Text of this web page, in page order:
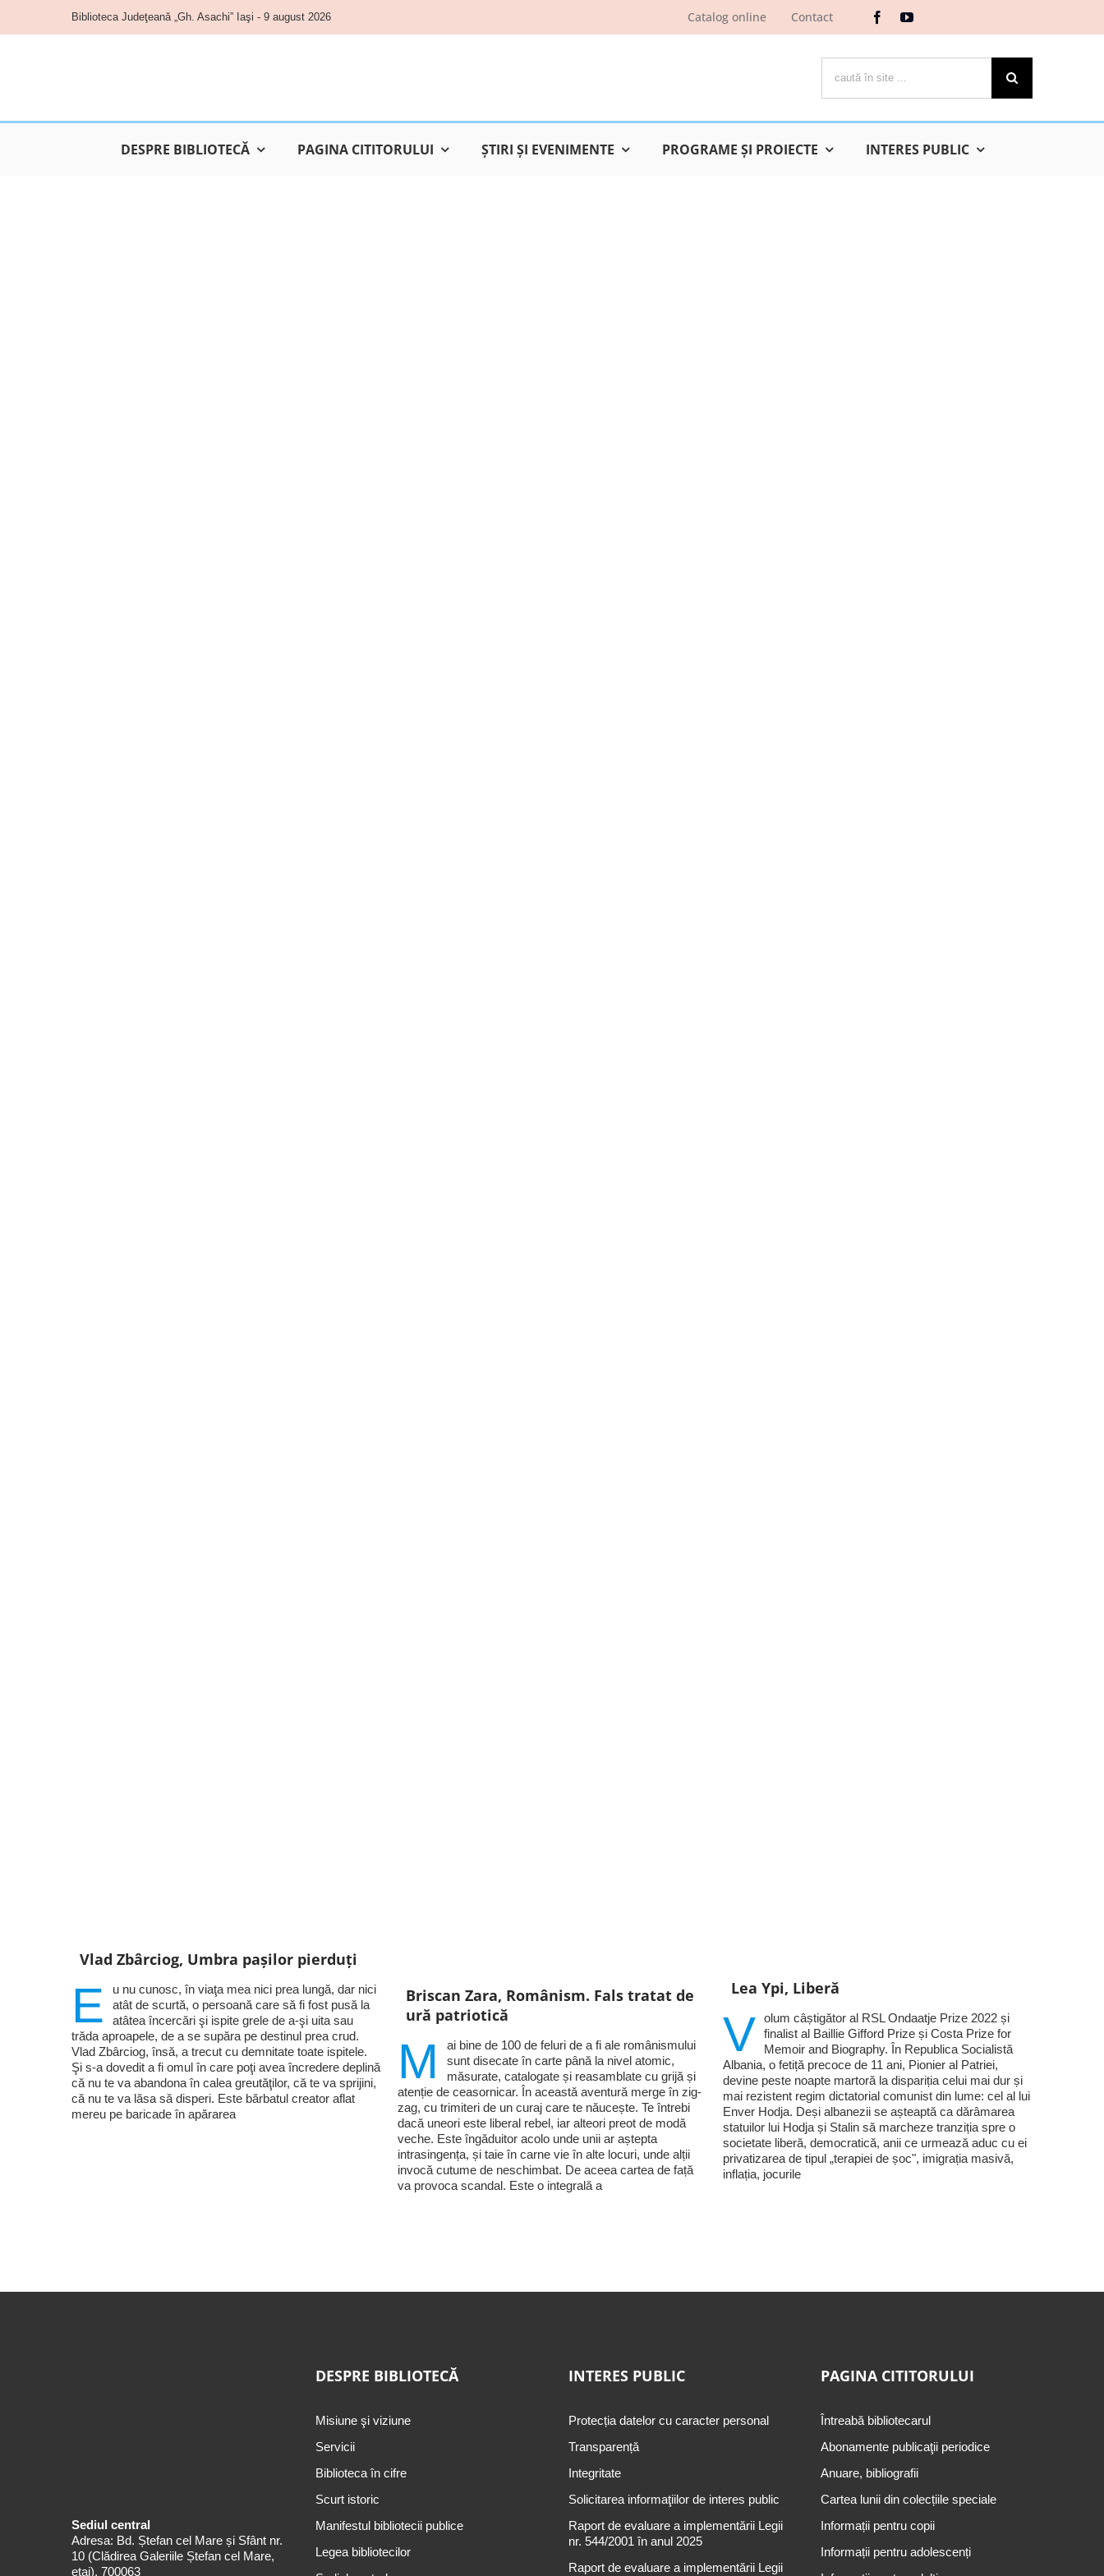
content
Biblioteca Judeţeană „Gh. Asachi” Iaşi - 9 august 2026 Catalog online Contact
DESPRE BIBLIOTECĂ PAGINA CITITORULUI ŞTIRI ŞI EVENIMENTE PROGRAME ŞI PROIECTE INTERES PUBLIC
Vlad Zbârciog, Umbra pașilor pierduți
E
u nu cunosc, în viaţa mea nici prea lungă, dar nici
atât de scurtă, o persoană care să fi fost pusă la
atâtea încercări şi ispite grele de a-şi uita sau
trăda aproapele, de a se supăra pe destinul prea crud.
Vlad Zbârciog, însă, a trecut cu demnitate toate ispitele.
Şi s-a dovedit a fi omul în care poţi avea încredere deplină
că nu te va abandona în calea greutăţilor, că te va sprijini,
că nu te va lăsa să disperi. Este bărbatul creator aflat
mereu pe baricade în apărarea
Briscan Zara, Românism. Fals tratat de
ură patriotică
M
ai bine de 100 de feluri de a fi ale românismului
sunt disecate în carte până la nivel atomic,
măsurate, catalogate și reasamblate cu grijă și
atenție de ceasornicar. În această aventură merge în zig-
zag, cu trimiteri de un curaj care te năucește. Te întrebi
dacă uneori este liberal rebel, iar alteori preot de modă
veche. Este îngăduitor acolo unde unii ar aștepta
intrasingența, și taie în carne vie în alte locuri, unde alții
invocă cutume de neschimbat. De aceea cartea de față
va provoca scandal. Este o integrală a
Lea Ypi, Liberă
V
olum câștigător al RSL Ondaatje Prize 2022 și
finalist al Baillie Gifford Prize și Costa Prize for
Memoir and Biography. În Republica Socialistă
Albania, o fetiță precoce de 11 ani, Pionier al Patriei,
devine peste noapte martoră la dispariția celui mai dur și
mai rezistent regim dictatorial comunist din lume: cel al lui
Enver Hodja. Deși albanezii se așteaptă ca dărâmarea
statuilor lui Hodja și Stalin să marcheze tranziția spre o
societate liberă, democratică, anii ce urmează aduc cu ei
privatizarea de tipul „terapiei de șoc", imigrația masivă,
inflația, jocurile
Sediul central
Adresa: Bd. Ștefan cel Mare și Sfânt nr.
10 (Clădirea Galeriile Ștefan cel Mare,
etaj), 700063
DESPRE BIBLIOTECĂ
Misiune şi viziune
Servicii
Biblioteca în cifre
Scurt istoric
Manifestul bibliotecii publice
Legea bibliotecilor
INTERES PUBLIC
Protecția datelor cu caracter personal
Transparență
Integritate
Solicitarea informaţiilor de interes public
Raport de evaluare a implementării Legii
nr. 544/2001 în anul 2025
Raport de evaluare a implementării Legii
PAGINA CITITORULUI
Întreabă bibliotecarul
Abonamente publicaţii periodice
Anuare, bibliografii
Cartea lunii din colecțiile speciale
Informații pentru copii
Informații pentru adolescenți